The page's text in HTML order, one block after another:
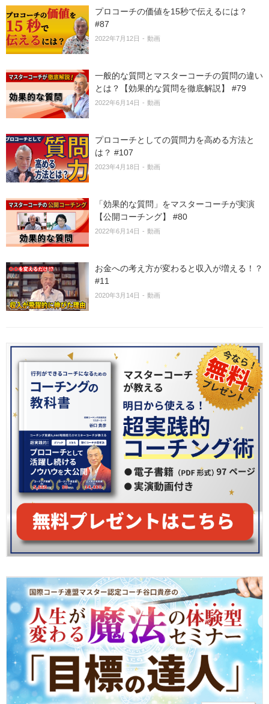
プロコーチの価値を15秒で伝えるには？
#87
2022年7月12日 動画
一般的な質問とマスターコーチの質問の違い
とは？【効果的な質問を徹底解説】 #79
2022年6月14日 動画
プロコーチとしての質問力を高める方法と
は？ #107
2023年4月18日 動画
「効果的な質問」をマスターコーチが実演
【公開コーチング】 #80
2022年6月14日 動画
お金への考え方が変わると収入が増える！？
#11
2020年3月14日 動画